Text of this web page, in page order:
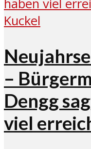
–
Dengg
viel